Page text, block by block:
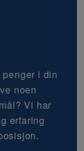
i din
noen
Vi har
erfaring